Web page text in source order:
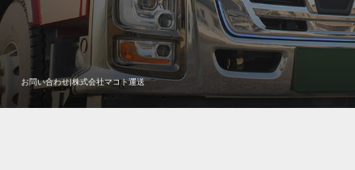
お問い合わせ|株式会社マコト運送